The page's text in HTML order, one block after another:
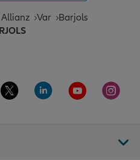
Var
Barjols
la page Facebook de Allianz
Aller sur la page Twitter de
Aller sur la page
Aller sur la
Aller